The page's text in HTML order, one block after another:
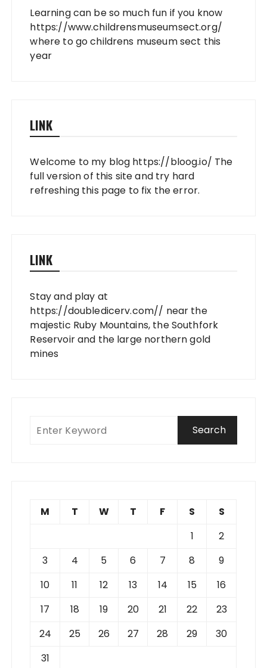
Learning can be so much fun if you know
https://www.childrensmuseumsect.org/
where to go childrens museum sect this
year
LINK
Welcome to my blog https://bloog.io/ The
full version of this site and try hard
refreshing this page to fix the error.
LINK
Stay and play at
https://doubledicerv.com// near the
majestic Ruby Mountains, the Southfork
Reservoir and the large northern gold
mines
M T W T F S
S
1
2
3
4 5 6 7 8
9
10
11 12 13 14 15
16
17
18 19 20 21 22
23
24
25 26 27 28 29
30
31